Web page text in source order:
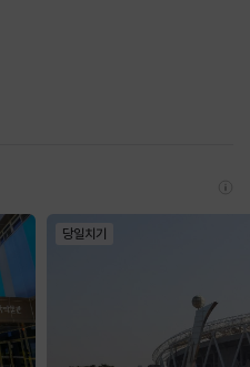
당일치기